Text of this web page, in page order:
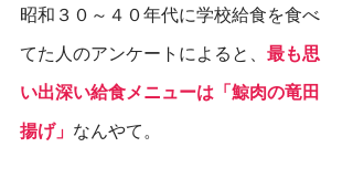
昭和３０～４０年代に学校給食を食べ
てた人のアンケートによると、 最も思
い出深い給食メニューは「鯨肉の竜田
揚げ」 なんやて。